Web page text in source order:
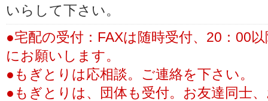
いらして下さい。
●宅配の受付：FAXは随時受付、20：00
にお願いします。
●もぎとりは応相談。ご連絡を下さい。
●もぎとりは、団体も受付。お友達同士